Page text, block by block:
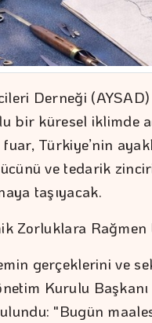
Derneği
bir küresel iklimde
Türkiye’nin
ve tedarik
taşıyacak.
Zorluklara
gerçeklerini ve
Kurulu Başkanı
"Bugün